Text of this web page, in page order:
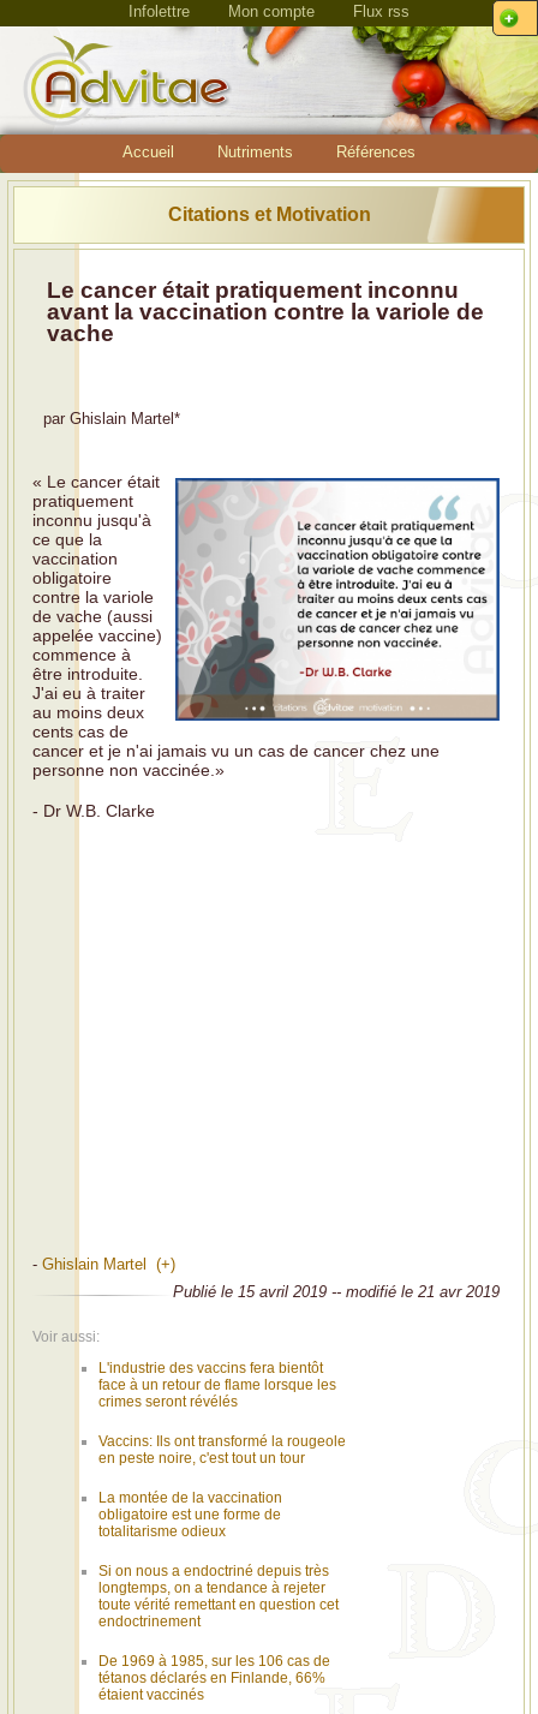
Infolettre Mon compte Flux rss
Accueil Nutriments Références
Citations et Motivation
Le cancer était pratiquement inconnu
avant la vaccination contre la variole de
vache
par Ghislain Martel *
« Le cancer était
pratiquement
inconnu jusqu'à
ce que la
vaccination
obligatoire
contre la variole
de vache (aussi
appelée vaccine)
commence à
être introduite.
J'ai eu à traiter
au moins deux
cents cas de
cancer et je n'ai jamais vu un cas de cancer chez une
personne non vaccinée.»
- Dr W.B. Clarke
- Ghislain Martel (+)
Publié le 15 avril 2019 -- modifié le 21 avr 2019
Voir aussi:
L'industrie des vaccins fera bientôt
face à un retour de flame lorsque les
crimes seront révélés
Vaccins: Ils ont transformé la rougeole
en peste noire, c'est tout un tour
La montée de la vaccination
obligatoire est une forme de
totalitarisme odieux
Si on nous a endoctriné depuis très
longtemps, on a tendance à rejeter
toute vérité remettant en question cet
endoctrinement
De 1969 à 1985, sur les 106 cas de
tétanos déclarés en Finlande, 66%
étaient vaccinés